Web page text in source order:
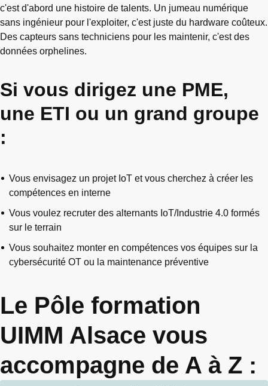
c'est d'abord une histoire de talents. Un jumeau numérique
sans ingénieur pour l'exploiter, c'est juste du hardware coûteux.
Des capteurs sans techniciens pour les maintenir, c'est des
données orphelines.
Si vous dirigez une PME,
une ETI ou un grand groupe
:
Vous envisagez un projet IoT et vous cherchez à créer les
compétences en interne
Vous voulez recruter des alternants IoT/Industrie 4.0 formés
sur le terrain
Vous souhaitez monter en compétences vos équipes sur la
cybersécurité OT ou la maintenance préventive
Le Pôle formation
UIMM Alsace vous
accompagne de A à Z :